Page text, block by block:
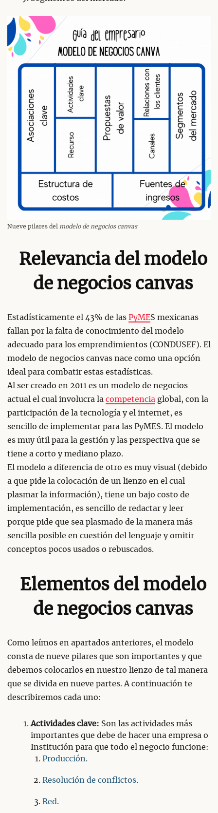
Nueve pilares del modelo de negocios canvas
Relevancia del modelo
de negocios canvas
Estadísticamente el 43% de las PyMES mexicanas
fallan por la falta de conocimiento del modelo
adecuado para los emprendimientos (CONDUSEF). El
modelo de negocios canvas nace como una opción
ideal para combatir estas estadísticas.
Al ser creado en 2011 es un modelo de negocios
actual el cual involucra la competencia global, con la
participación de la tecnología y el internet, es
sencillo de implementar para las PyMES. El modelo
es muy útil para la gestión y las perspectiva que se
tiene a corto y mediano plazo.
El modelo a diferencia de otro es muy visual (debido
a que pide la colocación de un lienzo en el cual
plasmar la información), tiene un bajo costo de
implementación, es sencillo de redactar y leer
porque pide que sea plasmado de la manera más
sencilla posible en cuestión del lenguaje y omitir
conceptos pocos usados o rebuscados.
Elementos del modelo
de negocios canvas
Como leímos en apartados anteriores, el modelo
consta de nueve pilares que son importantes y que
debemos colocarlos en nuestro lienzo de tal manera
que se divida en nueve partes. A continuación te
describiremos cada uno:
Actividades clave: Son las actividades más
importantes que debe de hacer una empresa o
Institución para que todo el negocio funcione:
Producción.
Resolución de conflictos.
Red.